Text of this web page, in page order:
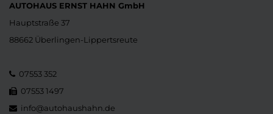
AUTOHAUS ERNST HAHN GmbH
Hauptstraße 37
88662 Überlingen-Lippertsreute
07553 352
07553 1497
info@autohaushahn.de